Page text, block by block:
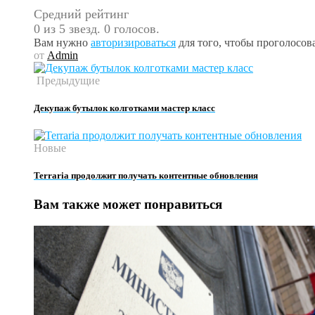
Средний рейтинг
0 из 5 звезд. 0 голосов.
Вам нужно авторизироваться для того, чтобы
от Admin
Предыдущие
Декупаж бутылок колготками мастер класс
Новые
Terraria продолжит получать контентные обновления
Вам также может понравиться